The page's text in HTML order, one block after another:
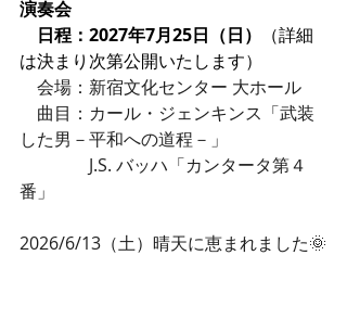
演奏会
日程：2027年7月25日（日）
（詳細
は決まり次第公開いたします）
会場：新宿文化センター 大ホール
曲目：カール・ジェンキンス「武装
した男－平和への道程－」
J.S. バッハ「カンタータ第４
番」
2026/6/13（土）晴天に恵まれました🌞